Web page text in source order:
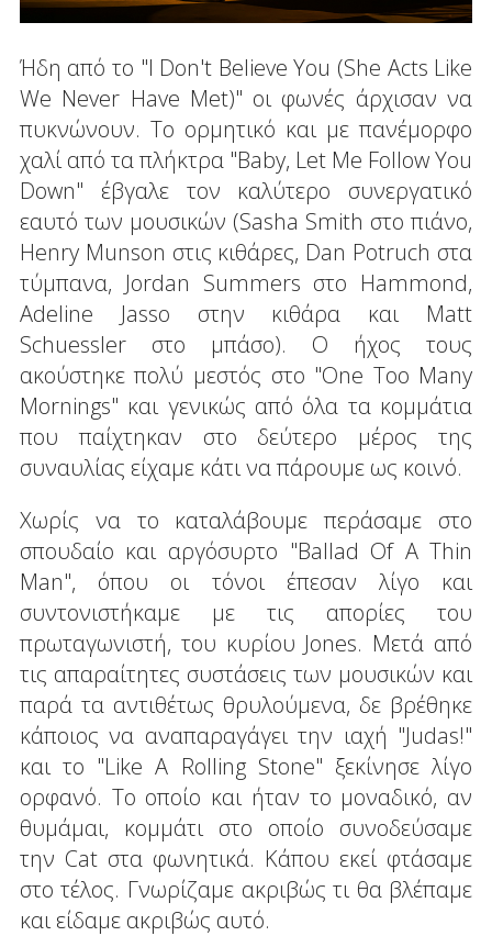
Ήδη από το "I Don't Believe You (She Acts Like
We Never Have Met)" οι φωνές άρχισαν να
πυκνώνουν. Το ορμητικό και με πανέμορφο
χαλί από τα πλήκτρα "Baby, Let Me Follow You
Down" έβγαλε τον καλύτερο συνεργατικό
εαυτό των μουσικών (Sasha Smith στο πιάνο,
Henry Munson στις κιθάρες, Dan Potruch στα
τύμπανα, Jordan Summers στο Hammond,
Adeline Jasso στην κιθάρα και Matt
Schuessler στο μπάσο). Ο ήχος τους
ακούστηκε πολύ μεστός στο "One Too Many
Mornings" και γενικώς από όλα τα κομμάτια
που παίχτηκαν στο δεύτερο μέρος της
συναυλίας είχαμε κάτι να πάρουμε ως κοινό.
Χωρίς να το καταλάβουμε περάσαμε στο
σπουδαίο και αργόσυρτο "Ballad Of A Thin
Man", όπου οι τόνοι έπεσαν λίγο και
συντονιστήκαμε με τις απορίες του
πρωταγωνιστή, του κυρίου Jones. Μετά από
τις απαραίτητες συστάσεις των μουσικών και
παρά τα αντιθέτως θρυλούμενα, δε βρέθηκε
κάποιος να αναπαραγάγει την ιαχή "Judas!"
και το "Like A Rolling Stone" ξεκίνησε λίγο
ορφανό. Το οποίο και ήταν το μοναδικό, αν
θυμάμαι, κομμάτι στο οποίο συνοδεύσαμε
την Cat στα φωνητικά. Κάπου εκεί φτάσαμε
στο τέλος. Γνωρίζαμε ακριβώς τι θα βλέπαμε
και είδαμε ακριβώς αυτό.